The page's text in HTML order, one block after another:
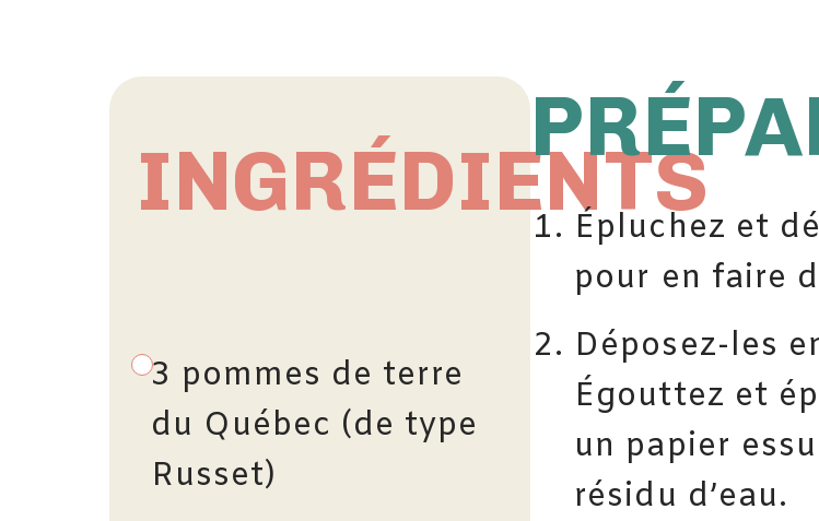
INGRÉDIENTS
3 pommes de terre
du Québec (de type
Russet)
Épluchez et
pour en faire
Déposez-les
Égouttez et
un papier
résidu d’eau.